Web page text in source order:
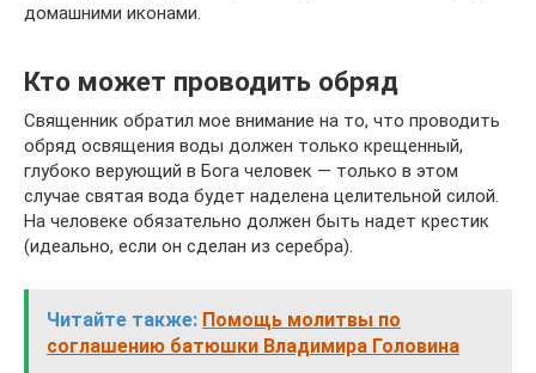
домашними иконами.
Кто может проводить обряд
Священник обратил мое внимание на то, что проводить
обряд освящения воды должен только крещенный,
глубоко верующий в Бога человек — только в этом
случае святая вода будет наделена целительной силой.
На человеке обязательно должен быть надет крестик
(идеально, если он сделан из серебра).
Читайте также: Помощь молитвы по
соглашению батюшки Владимира Головина